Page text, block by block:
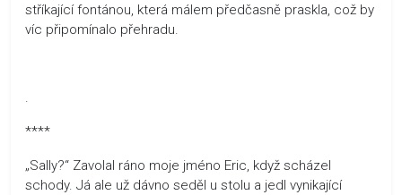
stříkající fontánou, která málem předčasně praskla, což by
víc připomínalo přehradu.
.
****
„Sally?“ Zavolal ráno moje jméno Eric, když scházel
schody. Já ale už dávno seděl u stolu a jedl vynikající